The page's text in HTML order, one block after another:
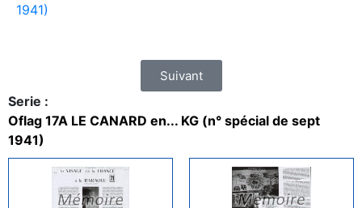
1941)
Suivant
Serie :
Oflag 17A LE CANARD en... KG (n° spécial de sept
1941)